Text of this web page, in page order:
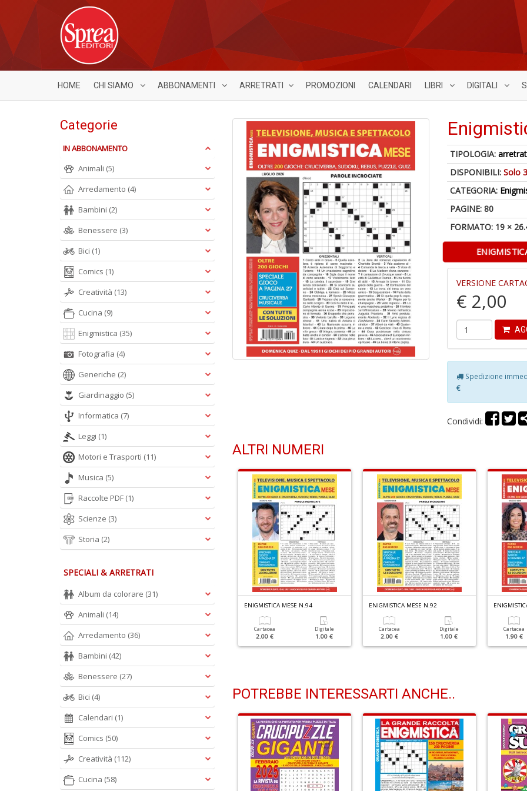
HOME CHI SIAMO ABBONAMENTI ARRETRATI PROMOZIONI CALENDARI LIBRI DIGITALI
TIPOLOGIA:
DISPONIBILI:Solo
CATEGORIA:
PAGINE: 80
FORMATO: 19 ×
VERSIONE
€ 2,00
Spedizione
€
Condividi:
ALTRI NUMERI
MESE N.80
1.00 €
ENIGMISTICA MESE N.79
1.90 € 1.00 €
ENIGMISTICA MESE N.94
Cartacea
2.00 €
Digitale
1.00 €
ENIGMISTICA MESE N.92
Cartacea
2.00 €
Digitale
1.00 €
Cartacea
1.90 €
POTREBBE INTERESSARTI ANCHE..
Categorie
IN ABBONAMENTO
Animali (5)
Arredamento (4)
Bambini (2)
Benessere (3)
Bici (1)
Comics (1)
Creatività (13)
Cucina (9)
Enigmistica (35)
Fotografia (4)
Generiche (2)
Giardinaggio (5)
Informatica (7)
Leggi (1)
Motori e Trasporti (11)
Musica (5)
Raccolte PDF (1)
Scienze (3)
Storia (2)
SPECIALI & ARRETRATI
Album da colorare (31)
Animali (14)
Arredamento (36)
Bambini (42)
Benessere (27)
Bici (4)
Calendari (1)
Comics (50)
Creatività (112)
Cucina (58)